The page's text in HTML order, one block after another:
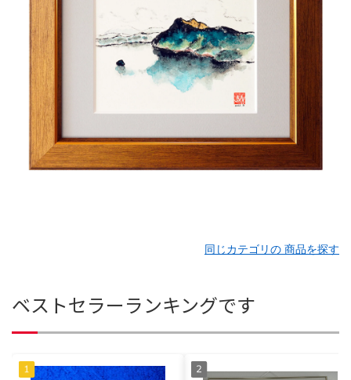
同じカテゴリの 商品を探す
ベストセラーランキングです